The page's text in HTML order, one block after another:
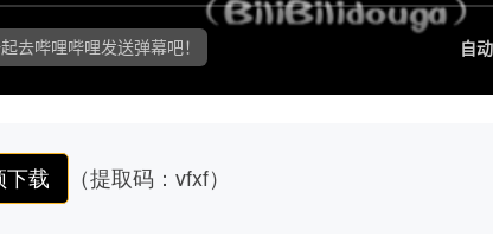
下载 （提取码：vfxf）